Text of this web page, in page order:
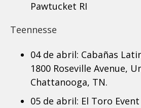
Pawtucket RI
Teennesse
04 de abril: Cabañas
1800 Roseville Avenue,
Chattanooga, TN.
05 de abril: El Toro